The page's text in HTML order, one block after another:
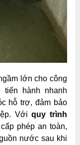
lớn cho công
hành nhanh
hỗ trợ, đảm bảo
Vớiquy trình
phép an toàn,
nước sau khi